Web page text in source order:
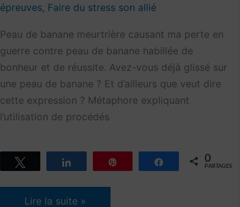
épreuves, Faire du stress son allié
Peau de banane meurtrière causant ma perte en
guerre contre peau de banane habillée de
bonheur et de réussite. Avez-vous déjà glissé sur
une peau de banane ? Et d’ailleurs que veut dire
cette expression ? Métaphore expliquant
l’utilisation de procédés
Tweetez Partagez Partagez 0
PARTAGES
Peau
Lire la suite »